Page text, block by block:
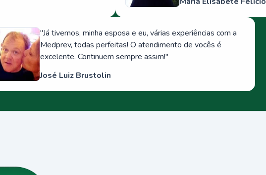
"Já tivemos, minha esposa e eu, várias experiências com a
Medprev, todas perfeitas! O atendimento de vocês é
excelente. Continuem sempre assim!"
José Luiz Brustolin